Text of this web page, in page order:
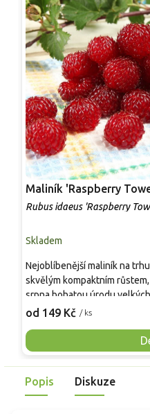
Maliník 'Raspberry
Rubus idaeus 'Raspberry
Skladem
od 149 Kč / ks
Nejoblíbenější maliník na
skvělým kompaktním
srpna bohatou úrodu
Pevné vzpřímené výhony
Mrazuvzdornost do −25 °C
skvělou volbu pro každého
Popis Diskuze